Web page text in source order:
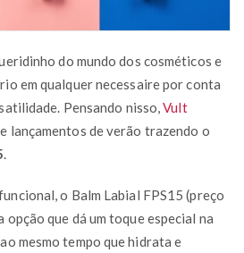
do mundo dos cosméticos e
em qualquer necessaire por conta
Pensando nisso,Vult
lançamentos de verão trazendo o
o Balm Labial FPS15 (preço
que dá um toque especial na
mesmo tempo que hidrata e